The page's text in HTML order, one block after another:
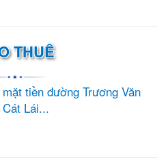
THUÊ
tiền đường Trương Văn
Lái...